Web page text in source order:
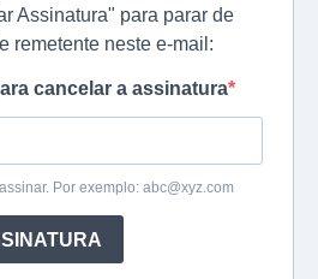
Assinatura" para parar de
remetente neste e-mail:
cancelar a assinatura
Por exemplo: abc@xyz.com